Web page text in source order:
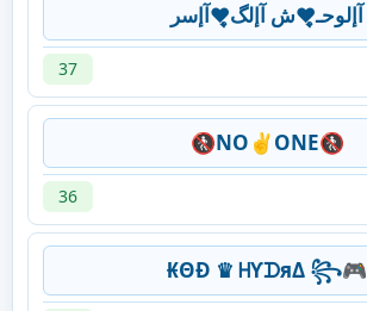
آإلوحـ♥̨̥̬̩ش آإلگ♥̨̥̬̩آإسر
37
🚷NO✌ONE🚷
36
₭ΘĐ ♛ ᕼƳᗪяΔ ꧂🎮